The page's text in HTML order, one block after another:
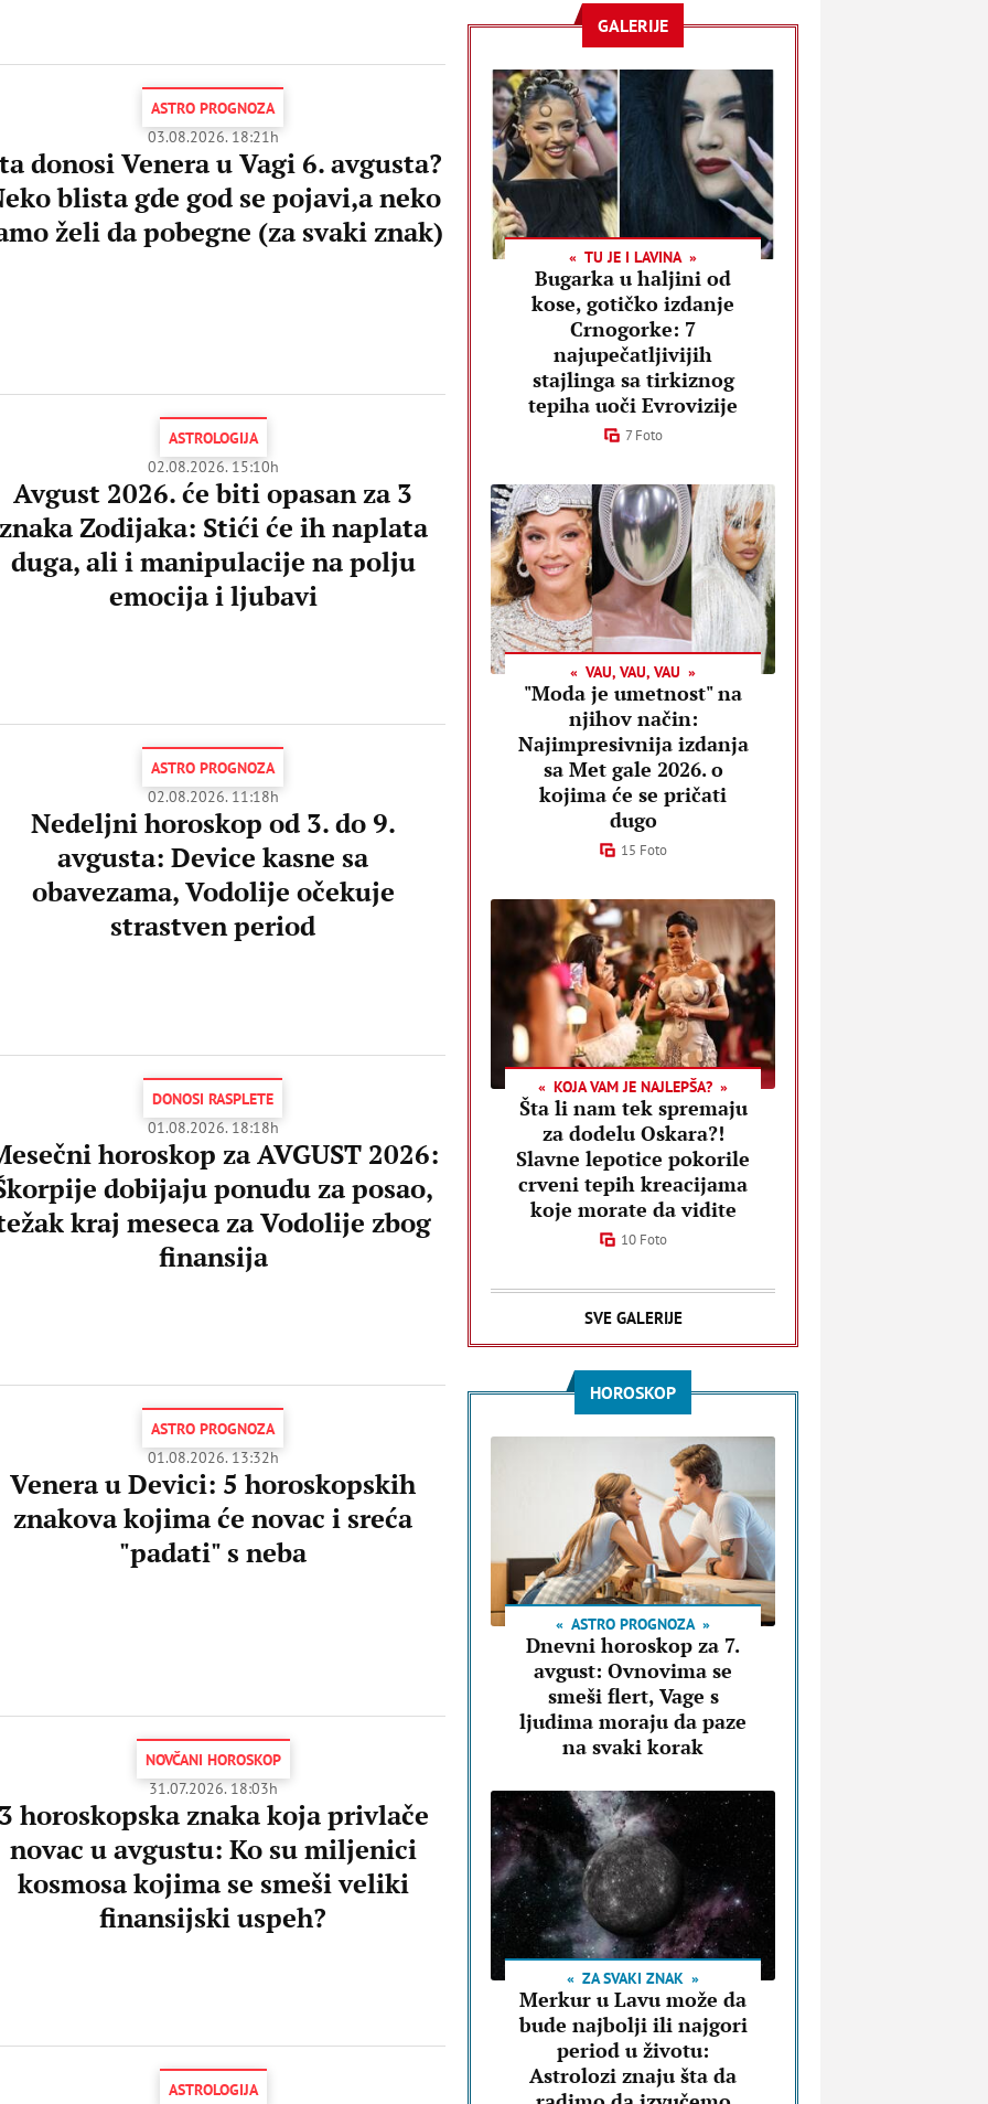
ASTRO PROGNOZA
03.08.2026. 18:21h
donosi Venera u Vagi 6. avgusta?
blista gde god se pojavi,a neko
želi da pobegne (za svaki znak)
ASTROLOGIJA
02.08.2026. 15:10h
Avgust 2026. će biti opasan za 3
Zodijaka: Stići će ih naplata
duga, ali i manipulacije na polju
emocija i ljubavi
ASTRO PROGNOZA
02.08.2026. 11:18h
Nedeljni horoskop od 3. do 9.
avgusta: Device kasne sa
obavezama, Vodolije očekuje
strastven period
DONOSI RASPLETE
01.08.2026. 18:18h
horoskop za AVGUST 2026:
dobijaju ponudu za posao,
kraj meseca za Vodolije zbog
finansija
ASTRO PROGNOZA
01.08.2026. 13:32h
Venera u Devici: 5 horoskopskih
znakova kojima će novac i sreća
"padati" s neba
NOVČANI HOROSKOP
31.07.2026. 18:03h
horoskopska znaka koja privlače
novac u avgustu: Ko su miljenici
kosmosa kojima se smeši veliki
finansijski uspeh?
ASTROLOGIJA
GALERIJE
TU JE I LAVINA
Bugarka u haljini od
kose, gotičko izdanje
Crnogorke: 7
najupečatljivijih
stajlinga sa tirkiznog
tepiha uoči Evrovizije
7 Foto
VAU, VAU, VAU
"Moda je umetnost" na
njihov način:
Najimpresivnija izdanja
sa Met gale 2026. o
kojima će se pričati
dugo
15 Foto
KOJA VAM JE NAJLEPŠA?
Šta li nam tek spremaju
za dodelu Oskara?!
Slavne lepotice pokorile
crveni tepih kreacijama
koje morate da vidite
10 Foto
SVE GALERIJE
HOROSKOP
ASTRO PROGNOZA
Dnevni horoskop za 7.
avgust: Ovnovima se
smeši flert, Vage s
ljudima moraju da paze
na svaki korak
ZA SVAKI ZNAK
Merkur u Lavu može da
bude najbolji ili najgori
period u životu:
Astrolozi znaju šta da